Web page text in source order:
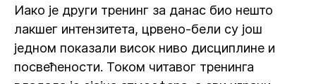
Иако је други тренинг за данас био нешто
лакшег интензитета, црвено-бели су још
једном показали висок ниво дисциплине и
посвећености. Током читавог тренинга